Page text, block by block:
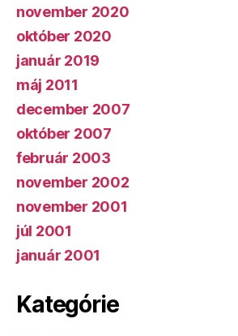
november 2020
október 2020
január 2019
máj 2011
december 2007
október 2007
február 2003
november 2002
november 2001
júl 2001
január 2001
Kategórie